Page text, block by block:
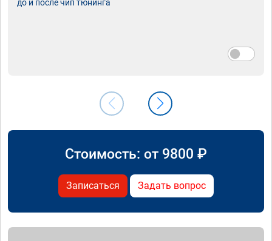
до и после чип тюнинга
Стоимость: от 9800 ₽
Записаться Задать вопрос